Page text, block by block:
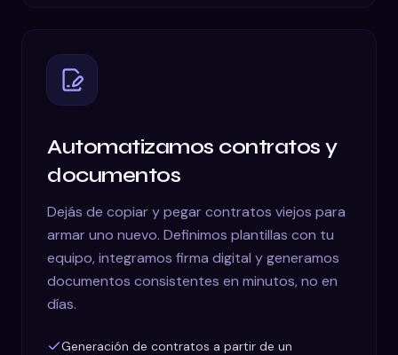
Automatizamos contratos y
documentos
Dejás de copiar y pegar contratos viejos para
armar uno nuevo. Definimos plantillas con tu
equipo, integramos firma digital y generamos
documentos consistentes en minutos, no en
días.
Generación de contratos a partir de un